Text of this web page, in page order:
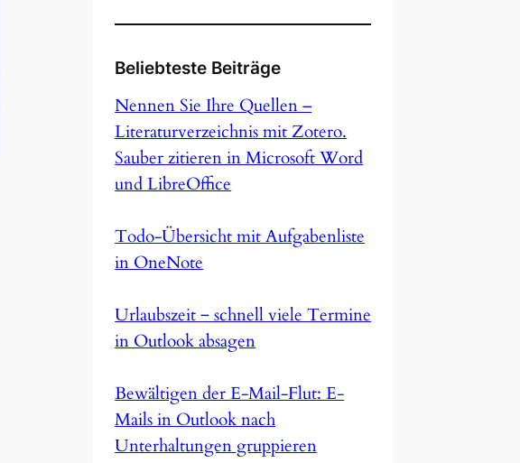
Beliebteste Beiträge
Nennen Sie Ihre Quellen –
Literaturverzeichnis mit Zotero.
Sauber zitieren in Microsoft Word
und LibreOffice
Todo-Übersicht mit Aufgabenliste
in OneNote
Urlaubszeit ‒ schnell viele Termine
in Outlook absagen
Bewältigen der E-Mail-Flut: E-
Mails in Outlook nach
Unterhaltungen gruppieren